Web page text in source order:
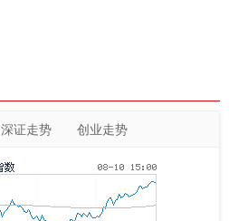
深证走势 创业走势